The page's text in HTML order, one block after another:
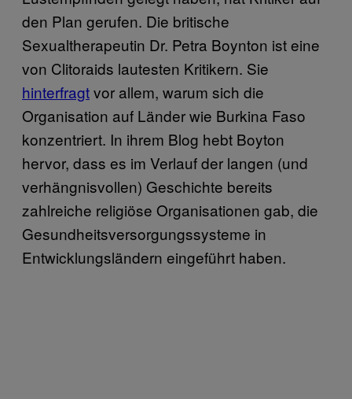
den Plan gerufen. Die britische
Sexualtherapeutin Dr. Petra Boynton ist eine
von Clitoraids lautesten Kritikern. Sie
hinterfragtvor allem, warum sich die
Organisation auf Länder wie Burkina Faso
konzentriert. In ihrem Blog hebt Boyton
hervor, dass es im Verlauf der langen (und
verhängnisvollen) Geschichte bereits
zahlreiche religiöse Organisationen gab, die
Gesundheitsversorgungssysteme in
Entwicklungsländern eingeführt haben.